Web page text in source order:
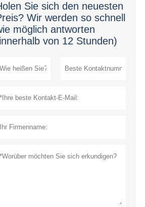
Sie sich den neuesten
Wir werden so schnell
möglich antworten
von 12 Stunden)